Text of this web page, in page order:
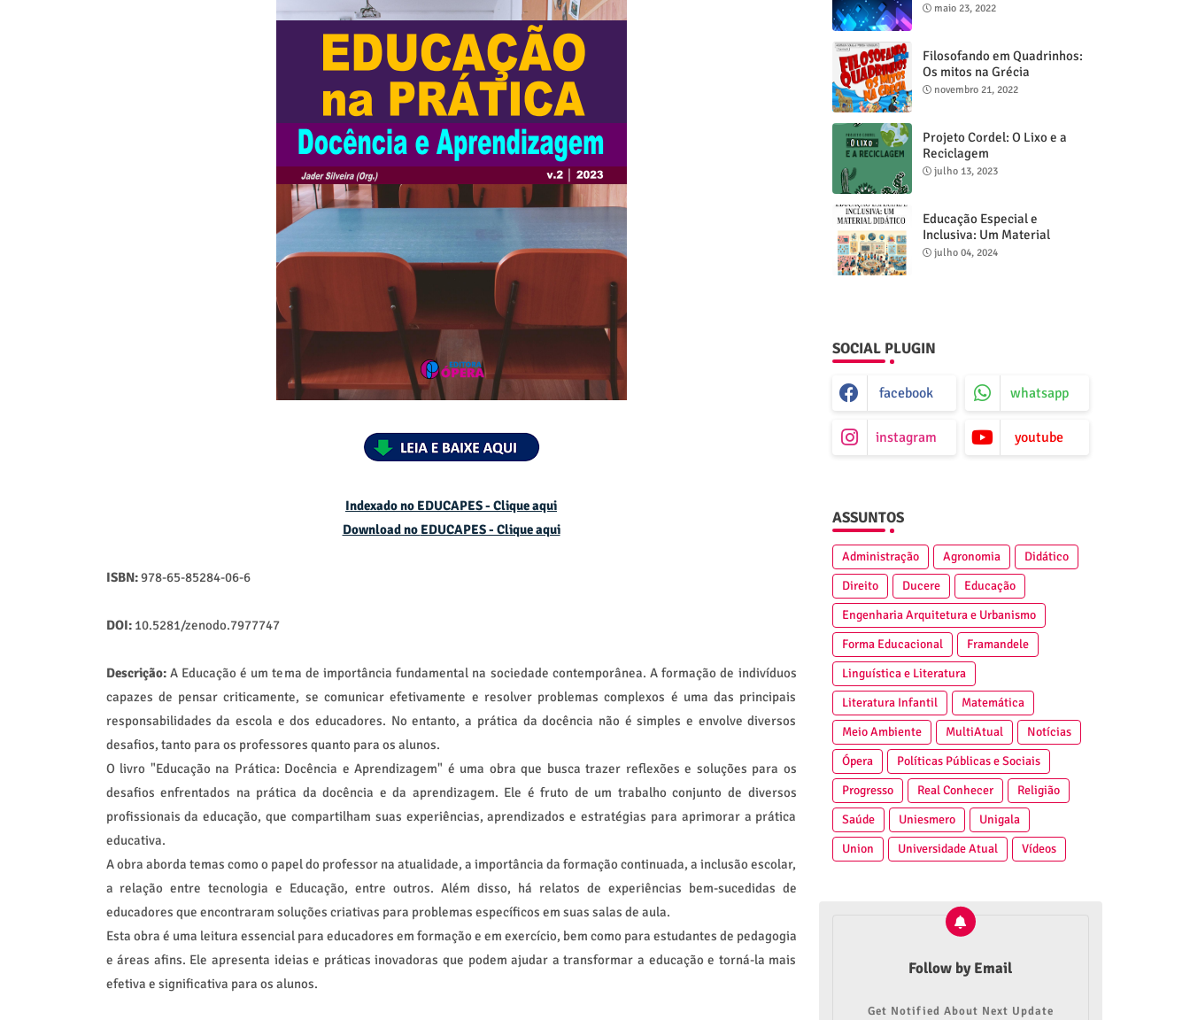
Indexado no EDUCAPES - Clique aqui
Download no EDUCAPES - Clique aqui
ISBN:978-65-85284-06-6
DOI:10.5281/zenodo.7977747
Descrição:A Educação é um tema de importância fundamental na sociedade contemporânea. A formação de indivíduos
capazes de pensar criticamente, se comunicar efetivamente e resolver problemas complexos é uma das principais
responsabilidades da escola e dos educadores. No entanto, a prática da docência não é simples e envolve diversos
desafios, tanto para os professores quanto para os alunos.
O livro "Educação na Prática: Docência e Aprendizagem" é uma obra que busca trazer reflexões e soluções para os
desafios enfrentados na prática da docência e da aprendizagem. Ele é fruto de um trabalho conjunto de diversos
profissionais da educação, que compartilham suas experiências, aprendizados e estratégias para aprimorar a prática
educativa.
A obra aborda temas como o papel do professor na atualidade, a importância da formação continuada, a inclusão escolar,
a relação entre tecnologia e Educação, entre outros. Além disso, há relatos de experiências bem-sucedidas de
educadores que encontraram soluções criativas para problemas específicos em suas salas de aula.
Esta obra é uma leitura essencial para educadores em formação e em exercício, bem como para estudantes de pedagogia
e áreas afins. Ele apresenta ideias e práticas inovadoras que podem ajudar a transformar a educação e torná-la mais
efetiva e significativa para os alunos.
maio 23, 2022
Filosofando em Quadrinhos:
Os mitos na Grécia
novembro 21, 2022
Projeto Cordel: O Lixo e a
Reciclagem
julho 13, 2023
Educação Especial e
Inclusiva: Um Material
Didático
julho 04, 2024
SOCIAL PLUGIN
facebook whatsapp
instagram youtube
ASSUNTOS
Administração Agronomia
Didático
Direito
Ducere
Educação
Engenharia Arquitetura e Urbanismo
Forma Educacional
Framandele
Linguística e Literatura
Literatura Infantil
Matemática
Meio Ambiente
MultiAtual
Notícias
Ópera
Políticas Públicas e Sociais
Progresso
Real Conhecer
Religião
Saúde
Uniesmero
Unigala
Union
Universidade Atual Vídeos
Follow by Email
Get Notified About Next Update